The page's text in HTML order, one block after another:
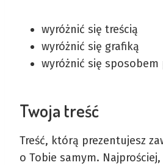
wyróżnić się treścią
wyróżnić się grafiką
wyróżnić się sposobem
Twoja treść
Treść, którą prezentujesz
o Tobie samym. Najprościej,